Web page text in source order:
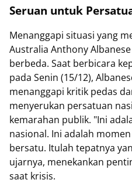
Seruan untuk
Menanggapi situasi yang
Australia Anthony
berbeda. Saat berbicara
pada Senin (15/12),
menanggapi kritik pedas
menyerukan persatuan
kemarahan publik. "Ini
nasional. Ini adalah
bersatu. Itulah tepatnya
ujarnya, menekankan
saat krisis.